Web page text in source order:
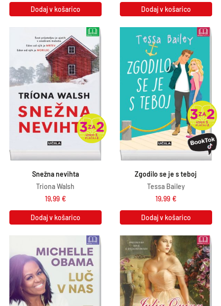
Dodaj v košarico Dodaj v košarico
Snežna nevihta
Triona Walsh
19,99 €
Dodaj v košarico
Zgodilo se je s teboj
Tessa Bailey
19,99 €
Dodaj v košarico